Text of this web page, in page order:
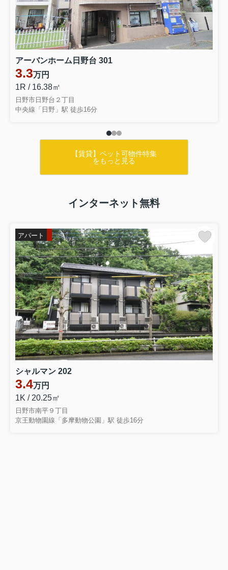
アーバンホーム日野台 301
3.3万円
1R / 16.38㎡
日野市日野台２丁目
中央線「日野」駅 徒歩16分
【賃貸】ペット可物件特集
をもっと見る
インターネット無料
アパート
シャルマン 202
3.4万円
1K / 20.25㎡
日野市南平９丁目
京王動物園線「多摩動物公園」駅 徒歩16分